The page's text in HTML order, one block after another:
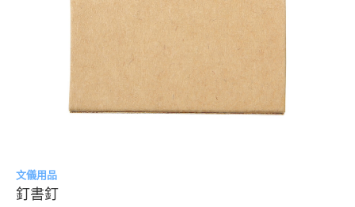
文儀用品
釘書釘